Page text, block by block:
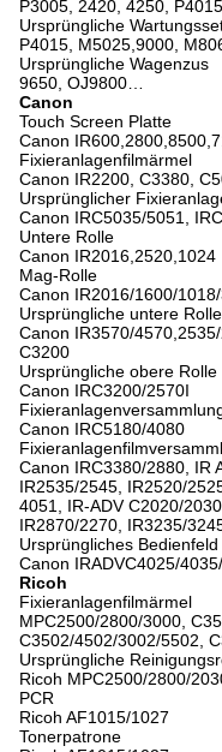
P3005, 2420, 4250,
Ursprüngliche
P4015, M5025,9000,
Ursprüngliche Wagenzus
9650, OJ9800…
Canon
Touch Screen Platte
Canon
Fixieranlagenfilmärmel
Canon IR2200, C3380,
Ursprünglicher
Canon IRC5035/5051,
Untere Rolle
Canon IR2016,2520,1024
Mag-Rolle
Canon IR2016/1600/
Ursprüngliche untere Rolle
Canon IR3570/
C3200
Ursprüngliche obere Rolle
Canon IRC3200/2570I
Canon IRC5180/4080
Canon IRC3380/2880, IR
IR2535/2545, IR2520/
4051, IR-ADV C2020/
IR2870/2270, IR3235/
Ursprüngliches Bedienfeld
Canon IRADVC4025/
Ricoh
Fixieranlagenfilmärmel
MPC2500/2800/3000,
C3502/4502/3002/5502,
Ursprüngliche
Ricoh MPC2500/2800/
PCR
Ricoh AF1015/1027
Tonerpatrone